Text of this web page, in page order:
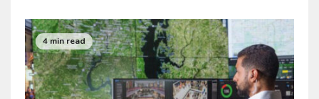
4 min read